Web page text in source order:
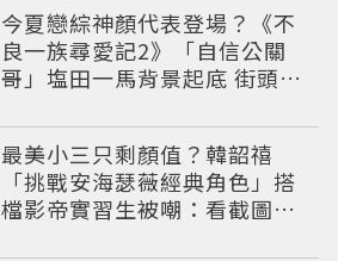
今夏戀綜神顏代表登場？《不
良一族尋愛記2》「自信公關
哥」塩田一馬背景起底 街頭辣
最美小三只剩顏值？韓韶禧
「挑戰安海瑟薇經典角色」搭
檔影帝實習生被嘲：看截圖就